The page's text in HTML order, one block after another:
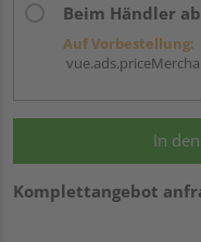
Beim Händler
Auf Vorbestellung:
In
Komplettangebot